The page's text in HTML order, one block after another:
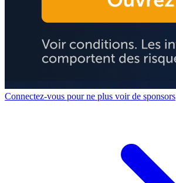
Connectez-vous pour ne plus voir de sponsors